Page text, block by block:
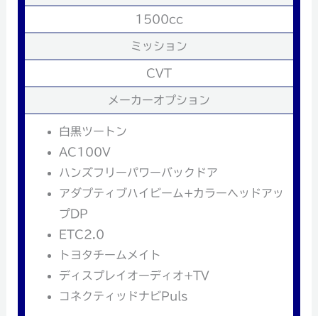
1500cc
ミッション
CVT
メーカーオプション
白黒ツートン
AC100V
ハンズフリーパワーバックドア
アダプティブハイビーム+カラーヘッドアッ
プDP
ETC2.0
トヨタチームメイト
ディスプレイオーディオ+TV
コネクティッドナビPuls